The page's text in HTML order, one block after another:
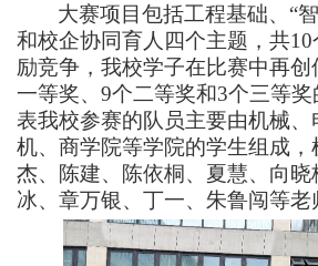
大赛项目包括工程基础、“
和校企协同育人四个主题，共
励竞争，我校学子在比赛中再
一等奖、9个二等奖和3个三等
表我校参赛的队员主要由机械
机、商学院等学院的学生组成，
杰、陈建、陈依桐、夏慧、向
冰、章万银、丁一、朱鲁闯等老